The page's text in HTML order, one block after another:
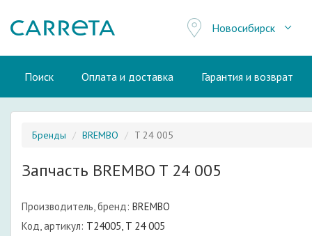
Новосибирск
Поиск Оплата и доставка Гарантия и возврат
Бренды BREMBO T 24 005
Запчасть BREMBO T 24 005
Производитель, бренд: BREMBO
Код, артикул: T24005, T 24 005